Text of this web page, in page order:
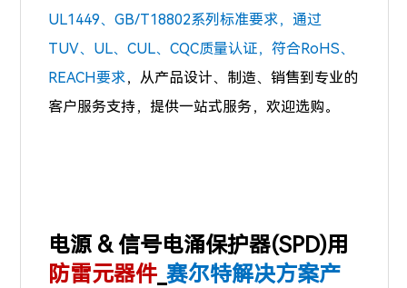
UL1449、GB/T18802系列标准要求，通过
TUV、UL、CUL、CQC质量认证，符合RoHS、
REACH要求，从产品设计、制造、销售到专业的
客户服务支持，提供一站式服务，欢迎选购。
电源 & 信号电涌保护器(SPD)用
防雷元器件 _赛尔特解决方案产